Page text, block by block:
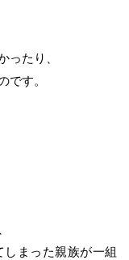
たり、
す。
まった親族が一組